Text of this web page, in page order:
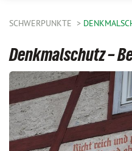
SCHWERPUNKTE
Denkmalschutz –